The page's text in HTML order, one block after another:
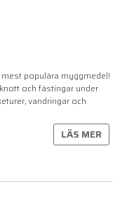
populära myggmedel!
och fästingar under
vandringar och
LÄS MER